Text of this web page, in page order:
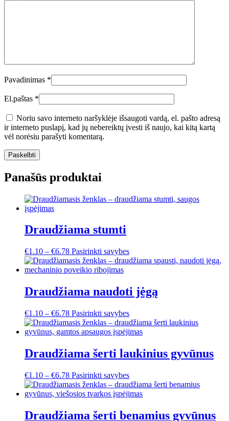
Pavadinimas *
El.paštas *
Noriu savo interneto naršyklėje išsaugoti vardą, el. pašto adresą
ir interneto puslapį, kad jų nebereiktų įvesti iš naujo, kai kitą kartą
vėl norėsiu parašyti komentarą.
Panašūs produktai
Draudžiama stumti
€1.10 – €6.78 Pasirinkti savybesThis
product
variants.
The
may
be
chosen
the
product
Draudžiama naudoti jėgą
€1.10 – €6.78 Pasirinkti savybesThis
product
has
variants.
The
may
be
chosen
the
Draudžiama šerti laukinius gyvūnus
€1.10 – €6.78 Pasirinkti savybesThis
product
has
variants.
Draudžiama šerti benamius gyvūnus